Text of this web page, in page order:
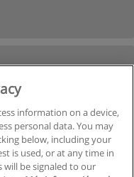
information on a device,
personal data. You may
below, including your
is used, or at any time in
will be signaled to our